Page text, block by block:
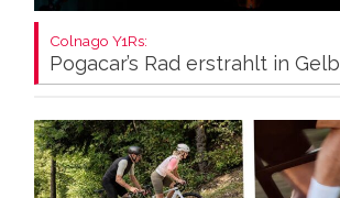
Colnago Y1Rs:
Pogacar’s Rad erstrahlt in Gelb